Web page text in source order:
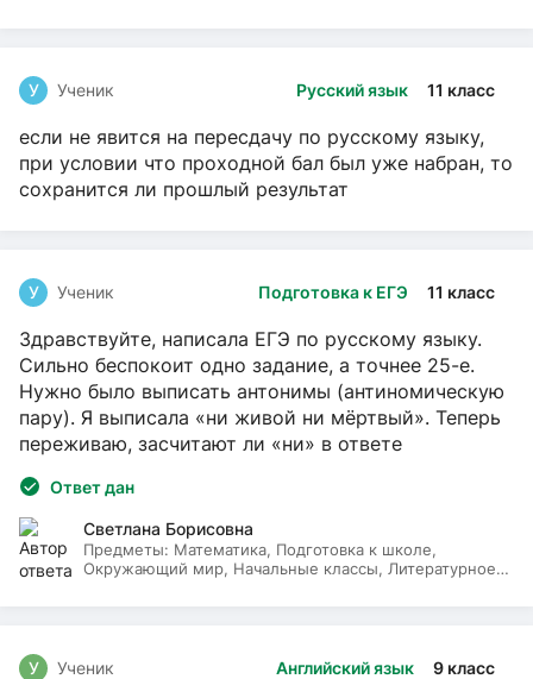
Русский язык 11 класс
У Ученик
если не явится на пересдачу по русскому языку,
при условии что проходной бал был уже набран, то
сохранится ли прошлый результат
Подготовка к ЕГЭ 11 класс
У Ученик
Здравствуйте, написала ЕГЭ по русскому языку.
Сильно беспокоит одно задание, а точнее 25-е.
Нужно было выписать антонимы (антиномическую
пару). Я выписала «ни живой ни мёртвый». Теперь
переживаю, засчитают ли «ни» в ответе
Ответ дан
Светлана Борисовна
Предметы: Математика, Подготовка к школе,
Окружающий мир, Начальные классы, Литературное
Английский язык 9 класс
У Ученик